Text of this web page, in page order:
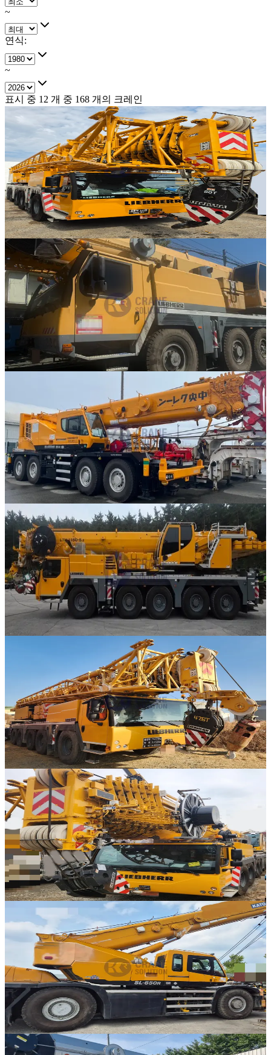
~
연식:
~
표시 중 12 개 중 168 개의 크레인
판매중추천매물
Liebherr · AT 크레인·AT-313
NEW
LTM 1230-5.1
2025년식 · 230톤
가격 문의
35
판매중
추천매물
Liebherr · AT 크레인· AT-304
NEW
LTM 1095-5.1
2008년식 · 95톤
가격 문의
59
Kato · RT 크레인 RT-306
NEW
KR-80H-F2
2025년식 · 80톤
가격 문의 3
886
판매중
Liebherr · AT 크레인·AT-300
NEW
LTM 1150-5.3
2022년식 · 150톤
AT-293
LTM 1110-5.1
2021년식 · 110톤
가격 문의 2
389
판매중추천매물
Liebherr · AT 크레인·AT-280
NEW
LTM 1300-6.3
2024년식 · 300톤
가격 문의 1
316
Kato · RT 크레인·RT-336
KR-65H
2006년식 · 65톤
가격 문의
8
판매중